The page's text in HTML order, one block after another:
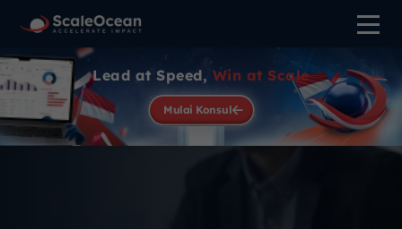
Lead at Speed, Win at Scale
Mulai Konsul